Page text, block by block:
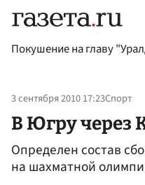
Покушение на главу
3 сентября 2010 17:23Спорт
В Югру через
Определен состав
на шахматной